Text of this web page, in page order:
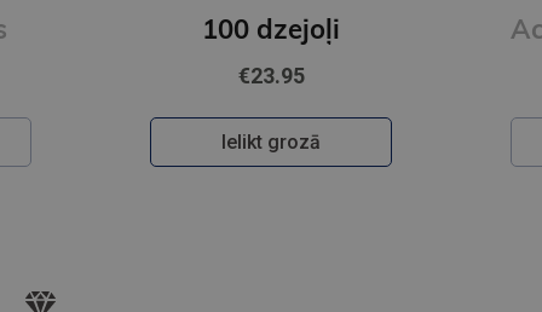
100 dzejoļi
€23.95
Ielikt grozā